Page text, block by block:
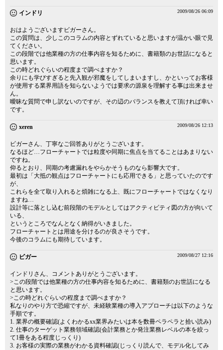
インドリ 2009/08/26 06:09
おはようございますビガーさん。
この質問は、少しこのコラムの内容とずれていると思いますが温かい眼で見
てください。
この段階では他業種の方の仕事内容を知るために、書籍類のお世話になると
思います。
この時どれぐらいの程度まで調べますか？
余りにも学びすぎると先入観が邪魔をしてしまいますし、かといってお客様
が使用する業界用語を知らないようでは要求の源泉を理解する事は出来ませ
ん。
曖昧な質問で申し訳ないのですが、その辺のバランスを教えて頂ければ幸い
です。
xeren 2009/08/26 12:13
ビガーさん、丁寧なご回答ありがとうございます。
なるほど…フローチャートでは粒度や同期に焦点を当てることはあまりない
ですね。
仰るとおり、同期の考慮漏れをやらかそうものなら影響大です。
最初は「大抵の観点はフローチャートにも応用できる」と思っていたのです
が、
これらを全て取り入れると煩雑になる上、既にフローチャートではなくなり
ますね…
設計等に落とし込む前段階のモデルとしてはアクティビティ図の方が向いて
いる、
というところでなんとなく納得がいきました。
フローチャートとは用途を分けるのが良さそうです。
今後のコラムにも期待しています。
ビガー 2009/08/27 12:16
インドリさん、コメントありがとうございます。
>この段階では他業種の方の仕事内容を知るために、書籍類のお世話になる
と思います。
>この時どれぐらいの程度まで調べますか？
私なりのやり方で恐縮ですが、未経験業種の導入アプローチは以下のような
手順です。
1. 業界の概要確認(よくわかるxx業界みたいは本を数冊ペラペラと拾い読み)
2. 仕事のターゲット業務領域確認(会計業務とか発注業務レベルの本を絞っ
て1冊をある程度じっくり)
3. お客様の実際の業務がわかる資料確認(じっくり読んで、モデル化してみ